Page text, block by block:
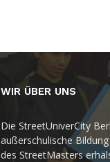
WIR ÜBER UNS
Die StreetUniverCity
außerschulische
des StreetMasters